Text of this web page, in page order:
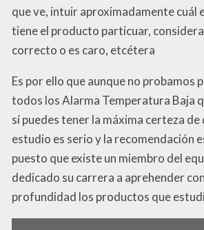
que ve, intuir aproximadamente cuál
tiene el producto particuar,
correcto o es caro, etcétera
Es por ello que aunque no probamos
todos los Alarma Temperatura Baja
sí puedes tener la máxima certeza
estudio es serio y la recomendación
puesto que existe un miembro del
dedicado su carrera a aprehender
profundidad los productos que